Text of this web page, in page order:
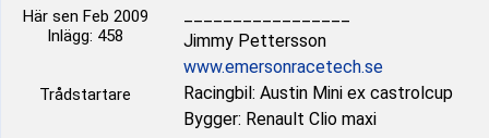
Här sen Feb 2009
Inlägg: 458
Trådstartare
Jimmy Pettersson
www.emersonracetech.se
Racingbil: Austin Mini ex castrolcup
Bygger: Renault Clio maxi